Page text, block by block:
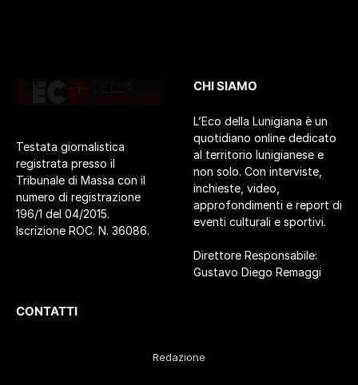
Testata giornalistica
registrata presso il
Tribunale di Massa con il
numero di registrazione
196/1 del 04/2015.
Iscrizione ROC. N. 36086.
CHI SIAMO
L’Eco della Lunigiana è un
quotidiano online dedicato
al territorio lunigianese e
non solo. Con interviste,
inchieste, video,
approfondimenti e report di
eventi culturali e sportivi.
Direttore Responsabile:
Gustavo Diego Remaggi
CONTATTI
Redazione